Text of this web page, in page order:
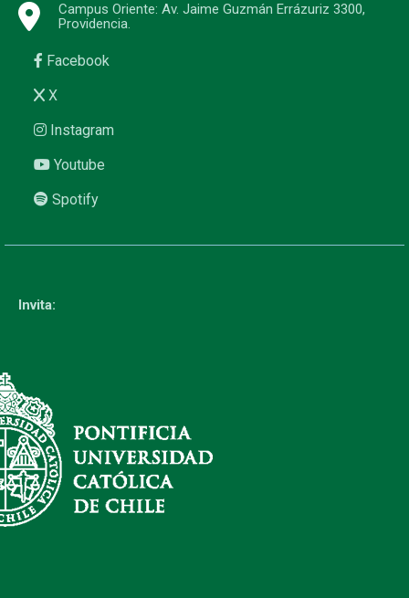
Campus Oriente: Av. Jaime Guzmán Errázuriz 3300,
Providencia.
Facebook
X
Instagram
Youtube
Spotify
Invita: